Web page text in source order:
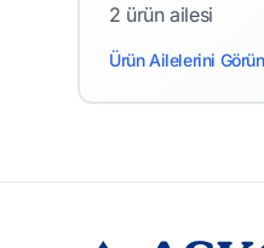
2 ürün ailesi
Ürün Ailelerini